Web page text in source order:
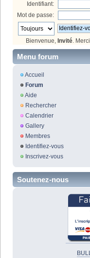
Identifiant:
Mot de passe:
Bienvenue, Invité.
Menu forum
Accueil
Forum
Aide
Rechercher
Calendrier
Gallery
Membres
Identifiez-vous
Inscrivez-vous
Soutenez-nous